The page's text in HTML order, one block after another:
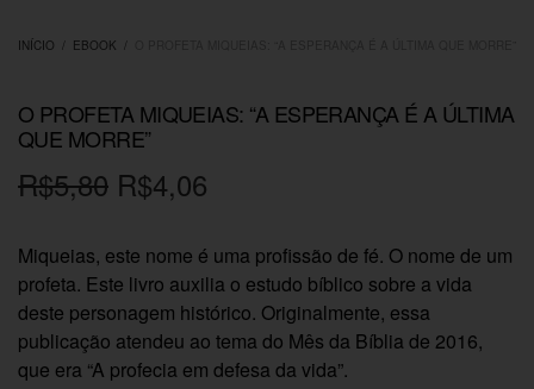
INÍCIO EBOOK
O PROFETA MIQUEIAS: “A ESPERANÇA É A ÚLTIMA
QUE MORRE”
R$5,80 O
original
era:
R$5,80.
R$4,06
atual é:
R$4,06.
Miqueias, este nome é uma profissão de fé. O nome de um
profeta. Este livro auxilia o estudo bíblico sobre a vida
deste personagem histórico. Originalmente, essa
publicação atendeu ao tema do Mês da Bíblia de 2016,
que era “A profecia em defesa da vida”.